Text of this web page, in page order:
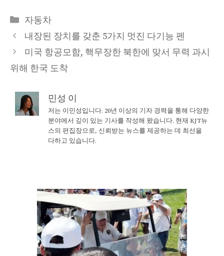
Categories
자동차
내장된 장치를 갖춘 5가지 멋진 다기능 펜
미국 항공모함, 핵무장한 북한에 맞서 무력 과시
위해 한국 도착
민성 이
저는 이민성입니다. 20년 이상의 기자 경력을 통해 다양한
분야에서 깊이 있는 기사를 작성해 왔습니다. 현재 KJT뉴
스의 편집장으로, 신뢰받는 뉴스를 제공하는 데 최선을
다하고 있습니다.